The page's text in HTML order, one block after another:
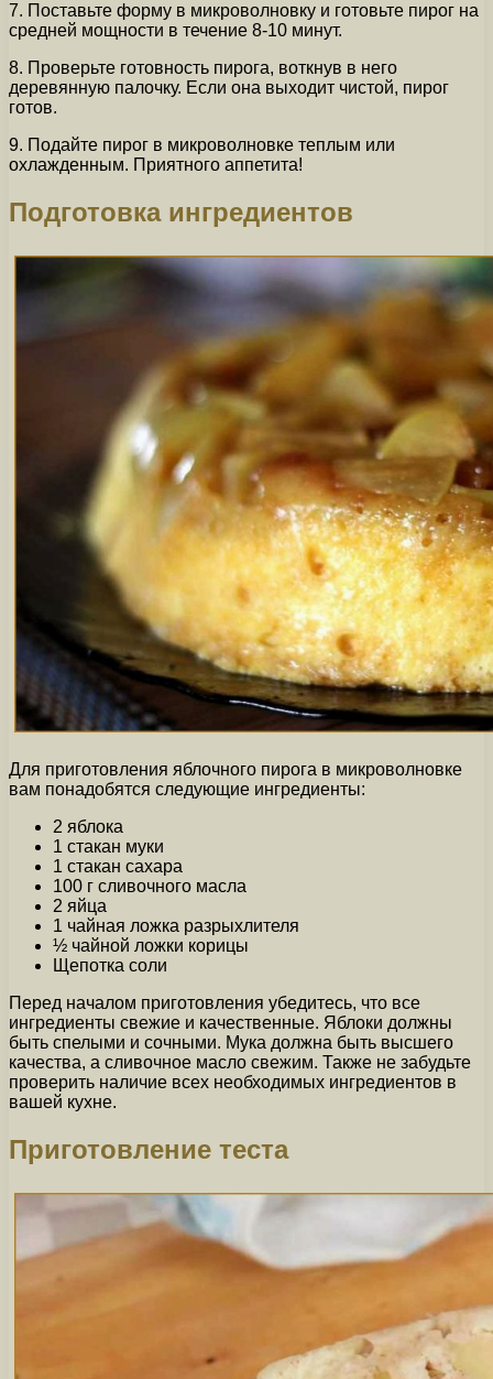
7. Поставьте форму в микроволновку и готовьте пирог на
средней мощности в течение 8-10 минут.
8. Проверьте готовность пирога, воткнув в него
деревянную палочку. Если она выходит чистой, пирог
готов.
9. Подайте пирог в микроволновке теплым или
охлажденным. Приятного аппетита!
Подготовка ингредиентов
Для приготовления яблочного пирога в микроволновке
вам понадобятся следующие ингредиенты:
2 яблока
1 стакан муки
1 стакан сахара
100 г сливочного масла
2 яйца
1 чайная ложка разрыхлителя
½ чайной ложки корицы
Щепотка соли
Перед началом приготовления убедитесь, что все
ингредиенты свежие и качественные. Яблоки должны
быть спелыми и сочными. Мука должна быть высшего
качества, а сливочное масло свежим. Также не забудьте
проверить наличие всех необходимых ингредиентов в
вашей кухне.
Приготовление теста